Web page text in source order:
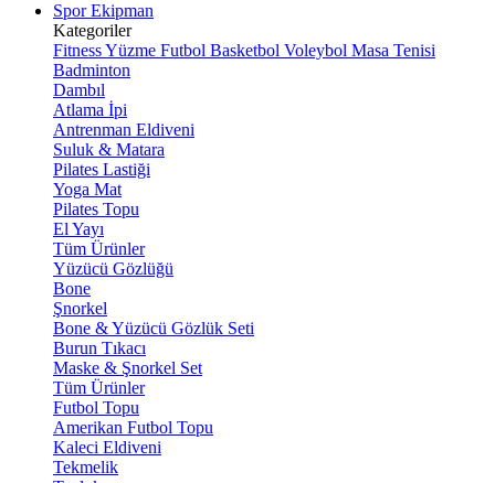
Spor Ekipman
Kategoriler
FitnessYüzme Futbol Basketbol Voleybol Masa Tenisi
Badminton
Dambıl
Atlama İpi
Antrenman Eldiveni
Suluk & Matara
Pilates Lastiği
Yoga Mat
Pilates Topu
El Yayı
Tüm Ürünler
Yüzücü Gözlüğü
Bone
Şnorkel
Bone & Yüzücü Gözlük Seti
Burun Tıkacı
Maske & Şnorkel Set
Tüm Ürünler
Futbol Topu
Amerikan Futbol Topu
Kaleci Eldiveni
Tekmelik